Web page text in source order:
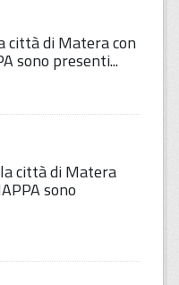
città di Matera con
sono presenti...
città di Matera
sono